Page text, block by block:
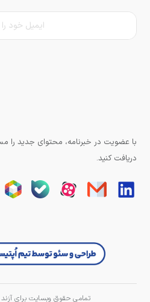
با عضویت در خبرنامه، محتوای جدید را
دریافت کنید.
تمامی حقوق وبسایت برای